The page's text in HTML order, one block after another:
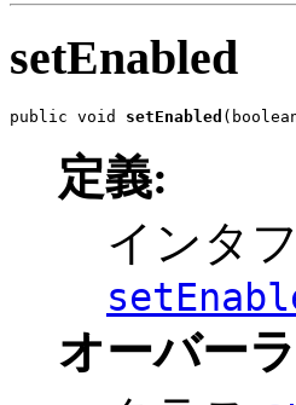
setEnabled
public void setEnabled
定義:
インタ
オーバー